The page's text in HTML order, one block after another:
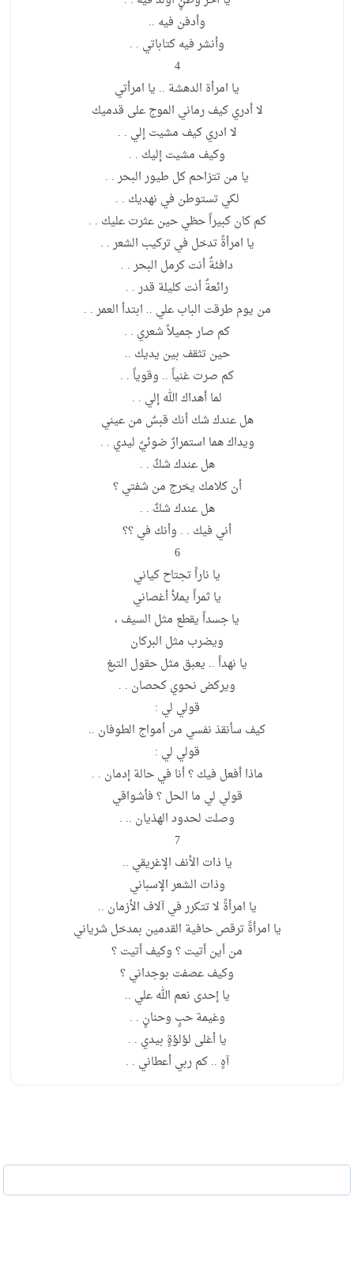
وأدفن فيه ..
وأنشر فيه كتاباتي . .
4
يا امرأة الدهشة .. يا امرأتي
لا أدري كيف رماني الموج على قدميك
لا ادري كيف مشيت إلي . .
وكيف مشيت إليك . .
يا من تتزاحم كل طيور البحر . .
لكي تستوطن في نهديك . .
كم كان كبيراً حظي حين عثرت عليك . .
يا امرأةً تدخل في تركيب الشعر . .
دافئةٌ أنت كرمل البحر . .
رائعةٌ أنت كليلة قدر . .
من يوم طرقت الباب علي .. ابتدأ العمر . .
كم صار جميلاً شعري . .
حين تثقف بين يديك ..
كم صرت غنياً .. وقوياً . .
لما أهداك الله إلي . .
هل عندك شك أنك قبسٌ من عيني
ويداك هما استمرارٌ ضوئيٌ ليدي . .
هل عندك شكٌ . .
أن كلامك يخرج من شفتي ؟
هل عندك شكٌ . .
أني فيك . . وأنك في ؟؟
6
يا ناراً تجتاح كياني
يا ثمراً يملأ أغصاني
يا جسداً يقطع مثل السيف ،
ويضرب مثل البركان
يا نهداً .. يعبق مثل حقول التبغ
ويركض نحوي كحصان . .
قولي لي :
كيف سأنقذ نفسي من أمواج الطوفان ..
قولي لي :
ماذا أفعل فيك ؟ أنا في حالة إدمان . .
قولي لي ما الحل ؟ فأشواقي
وصلت لحدود الهذيان .. .
7
يا ذات الأنف الإغريقي ..
وذات الشعر الإسباني
يا امرأةً لا تتكرر في آلاف الأزمان ..
يا امرأةً ترقص حافية القدمين بمدخل شرياني
من أين أتيت ؟ وكيف أتيت ؟
وكيف عصفت بوجداني ؟
يا إحدى نعم الله علي ..
وغيمة حبٍ وحنانٍ . .
يا أغلى لؤلؤةٍ بيدي . .
آهٍ .. كم ربي أعطاني . .